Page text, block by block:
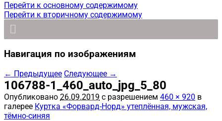
Перейти к основному содержимому
Перейти к вторичному содержимому
Навигация по изображениям
← Предыдущее Следующее →
106788-1_460_auto_jpg_5_80
Опубликовано 26.09.2019 с разрешением 460 × 920 в
галерее Куртка «Форвард-Норд» утеплённая, мужская,
тёмно-синяя